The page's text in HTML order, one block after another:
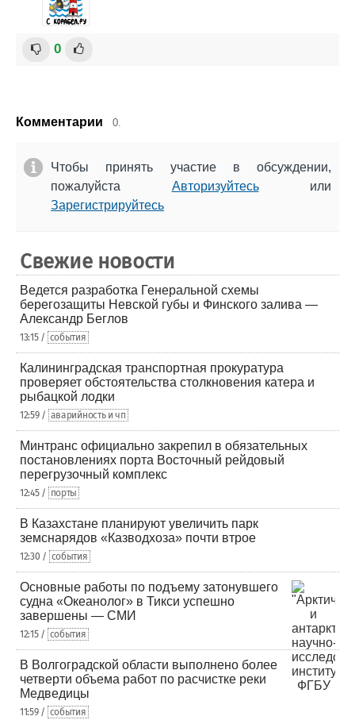
0
Комментарии 0.
Чтобы принять участие в обсуждении,
пожалуйста Авторизуйтесьили
Зарегистрируйтесь
Свежие новости
Ведется разработка Генеральной схемы
берегозащиты Невской губы и Финского залива —
Александр Беглов
13:15 / события
Калининградская транспортная прокуратура
проверяет обстоятельства столкновения катера и
рыбацкой лодки
12:59 / аварийность и чп
Минтранс официально закрепил в обязательных
постановлениях порта Восточный рейдовый
перегрузочный комплекс
12:45 / порты
В Казахстане планируют увеличить парк
земснарядов «Казводхоза» почти втрое
12:30 / события
Основные работы по подъему затонувшего
судна «Океанолог» в Тикси успешно
завершены — СМИ
12:15 / события
В Волгоградской области выполнено более
четверти объема работ по расчистке реки
Медведицы
11:59 / события